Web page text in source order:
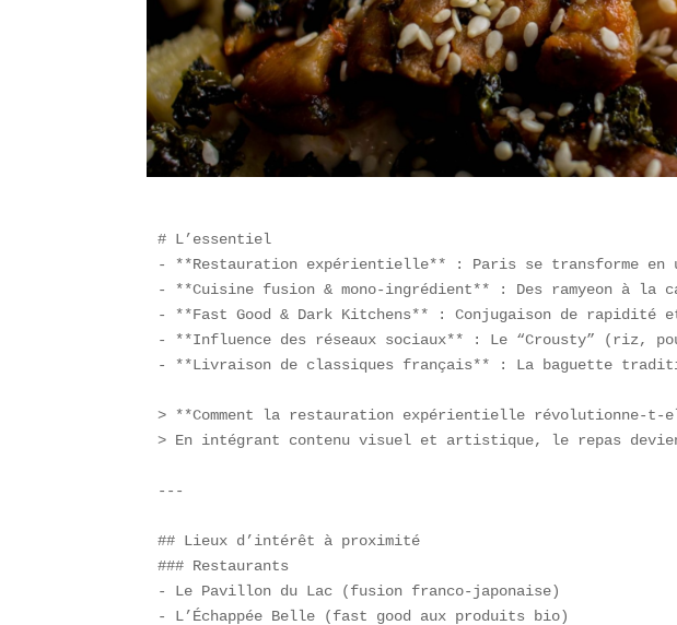
# L’essentiel
- **Restauration expérientielle** : Paris se transforme
- **Cuisine fusion & mono-ingrédient** : Des ramyeon à
- **Fast Good & Dark Kitchens** : Conjugaison de
- **Influence des réseaux sociaux** : Le “Crousty” (riz,
- **Livraison de classiques français** : La baguette
> **Comment la restauration expérientielle révolutionne-t-
> En intégrant contenu visuel et artistique, le repas
---
## Lieux d’intérêt à proximité
### Restaurants
- Le Pavillon du Lac (fusion franco-japonaise)
- L’Échappée Belle (fast good aux produits bio)